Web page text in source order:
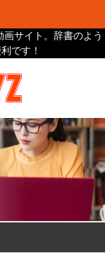
サイト。辞書のよう
です！